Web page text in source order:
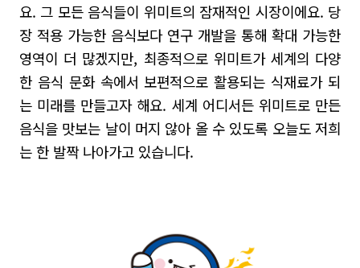
요. 그 모든 음식들이 위미트의 잠재적인 시장이에요. 당
장 적용 가능한 음식보다 연구 개발을 통해 확대 가능한
영역이 더 많겠지만, 최종적으로 위미트가 세계의 다양
한 음식 문화 속에서 보편적으로 활용되는 식재료가 되
는 미래를 만들고자 해요. 세계 어디서든 위미트로 만든
음식을 맛보는 날이 머지 않아 올 수 있도록 오늘도 저희
는 한 발짝 나아가고 있습니다.